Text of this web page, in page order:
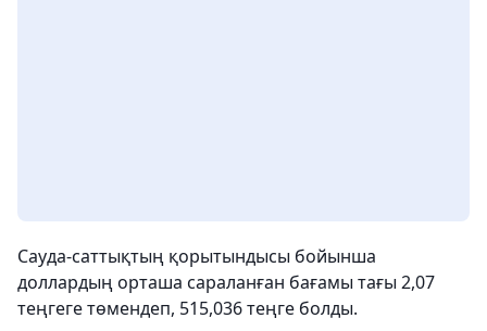
Сауда-саттықтың қорытындысы бойынша
доллардың орташа сараланған бағамы тағы 2,07
теңгеге төмендеп, 515,036 теңге болды.